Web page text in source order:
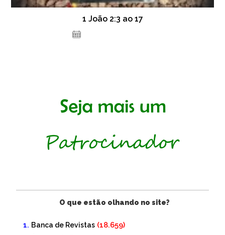
1 João 2:3 ao 17
O que estão olhando no site?
Banca de Revistas (18.659)